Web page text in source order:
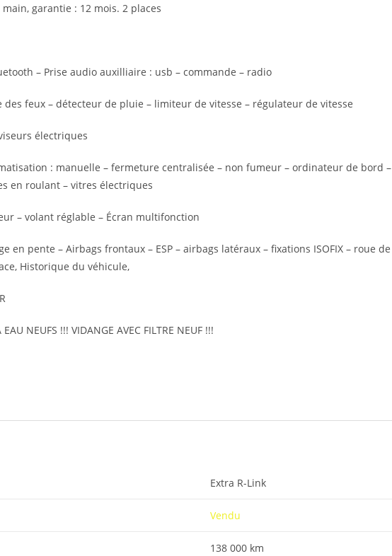
garantie : 12 mois. 2 places
– Prise audio auxilliaire : usb – commande – radio
feux – détecteur de pluie – limiteur de vitesse – régulateur de vitesse
électriques
: manuelle – fermeture centralisée – non fumeur – ordinateur de bord –
en roulant – vitres électriques
– volant réglable – Écran multifonction
en pente – Airbags frontaux – ESP – airbags latéraux – fixations ISOFIX – roue de
Historique du véhicule,
NEUFS !!! VIDANGE AVEC FILTRE NEUF !!!
Extra R-Link
Vendu
138 000 km